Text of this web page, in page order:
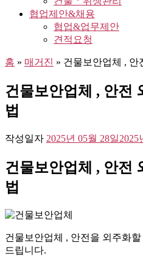
협업제안&채용
협업&업무제안
견적요청
홈 » 매거진 » 건물보안업체 , 안
건물보안업체 , 안전
법
작성일자 2025년 05월 28일2025
건물보안업체 , 안전
법
건물보안업체 , 안전을 외주화
드립니다.